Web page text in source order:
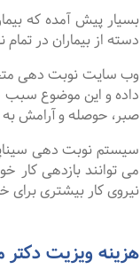
بسیار پیش آمده که
دسته از بیماران در
وب سایت نوبت دهی
داده و این موضوع سبب
صبر، حوصله و آرامش به
سیستم نوبت دهی
می توانند بازدهی کار
نیروی کار بیشتری برای
هزینه ویزیت